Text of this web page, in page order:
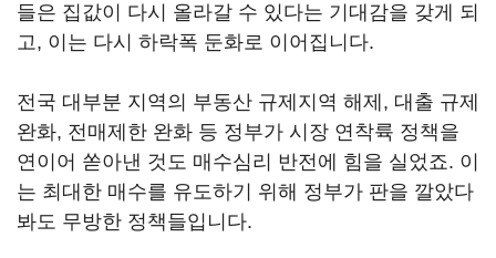
들은 집값이 다시 올라갈 수 있다는 기대감을 갖게 되
고, 이는 다시 하락폭 둔화로 이어집니다.
전국 대부분 지역의 부동산 규제지역 해제, 대출 규제
완화, 전매제한 완화 등 정부가 시장 연착륙 정책을
연이어 쏟아낸 것도 매수심리 반전에 힘을 실었죠. 이
는 최대한 매수를 유도하기 위해 정부가 판을 깔았다
봐도 무방한 정책들입니다.